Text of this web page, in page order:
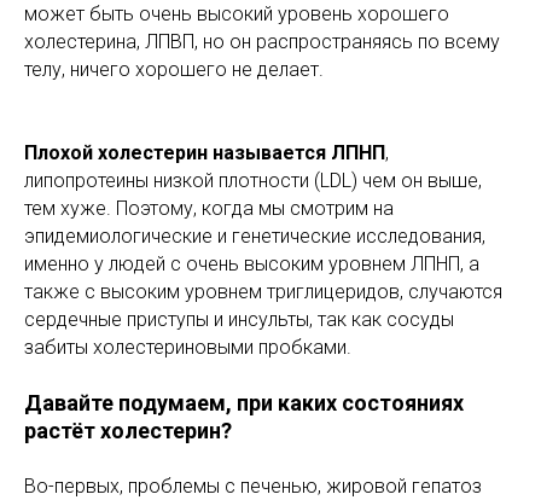
может быть очень высокий уровень хорошего
холестерина, ЛПВП, но он распространяясь по всему
телу, ничего хорошего не делает.
Плохой холестерин называется ЛПНП,
липопротеины низкой плотности (LDL) чем он выше,
тем хуже. Поэтому, когда мы смотрим на
эпидемиологические и генетические исследования,
именно у людей с очень высоким уровнем ЛПНП, а
также с высоким уровнем триглицеридов, случаются
сердечные приступы и инсульты, так как сосуды
забиты холестериновыми пробками.
Давайте подумаем, при каких состояниях
растёт холестерин?
Во-первых, проблемы с печенью, жировой гепатоз